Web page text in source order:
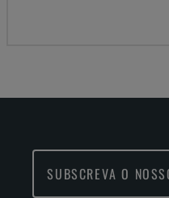
SUBSCREVA O